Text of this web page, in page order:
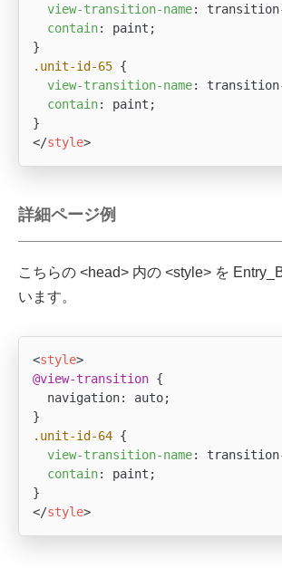
view-transition-name:
contain: paint;
.unit-id-65 {
view-transition-name:
contain: paint;
</style>
詳細ページ例
こちらの <head> 内の <style> を
います。
<style>
@view-transition {
  navigation: auto;
.unit-id-64 {
view-transition-name:
contain: paint;
</style>